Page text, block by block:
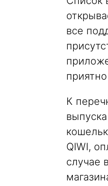
все
К
QIWI,
случае